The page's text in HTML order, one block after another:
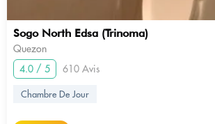
Sogo North Edsa (Trinoma)
Quezon
4.0 / 5
610 Avis
Chambre De Jour